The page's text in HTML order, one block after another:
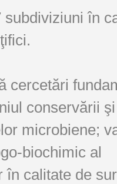
subdiviziuni în
cercetări
conservării
microbiene;
biochimic al
în calitate de